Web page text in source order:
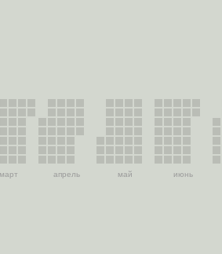
март апрель май июнь